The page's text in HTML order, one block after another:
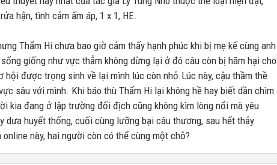
hận, tình cảm ấm áp, 1 x 1, HE.
Thẩm Hi chưa bao giờ cảm thấy hạnh phúc khi bị mẹ kế cùng anh
giống như vực thẳm không dừng lại ở đó câu còn bị hãm hại cho
được trọng sinh về lại mình lúc còn nhỏ.Lúc này, cậu thầm thề
sâu với mình. Khi báo thù Thẩm Hi lại không hề hay biết dần chìm
kia đang ở lập trường đối địch cũng không kìm lòng nổi mà yêu
dưa huyết thống, cuối cùng lưỡng bại câu thương, sau hết thảy
này, hai người còn có thể cùng một chỗ?